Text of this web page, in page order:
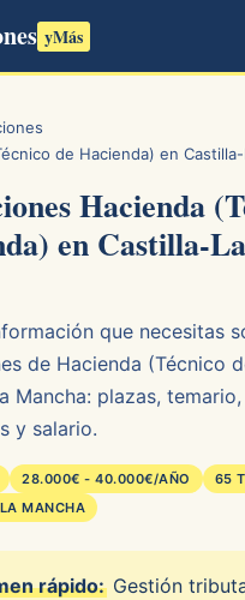
yMás
de Hacienda) en
Hacienda
en Castilla-
que necesitas
de Hacienda (Técnico
Mancha: plazas,
y salario.
28.000€ - 40.000€/AÑO
65
MANCHA
rápido: Gestión